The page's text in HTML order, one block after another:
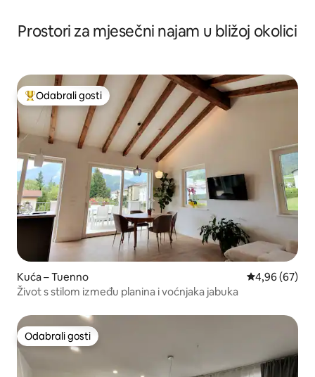
Prostori za mjesečni najam u bližoj okolici
Među najviše rangiranima s oznakom „Odabrali gosti”
Odabrali gosti
Kuća – Tuenno Prosječna
4,96 (67)
Život s stilom između planina i voćnjaka jabuka
Odabrali gosti
Odabrali gosti